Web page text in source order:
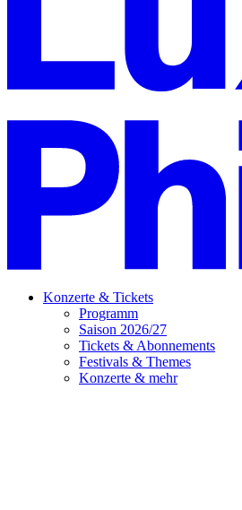
Konzerte & Tickets
Programm
Saison 2026/27
Tickets & Abonnements
Festivals & Themes
Konzerte & mehr